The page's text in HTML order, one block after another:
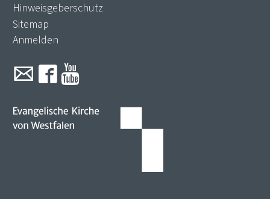
Hinweisgeberschutz
Sitemap
Anmelden